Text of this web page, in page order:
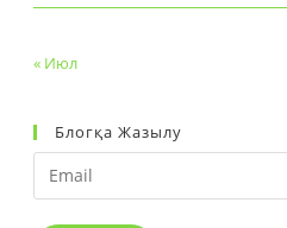
« Июл
Блогқа Жазылу
Email